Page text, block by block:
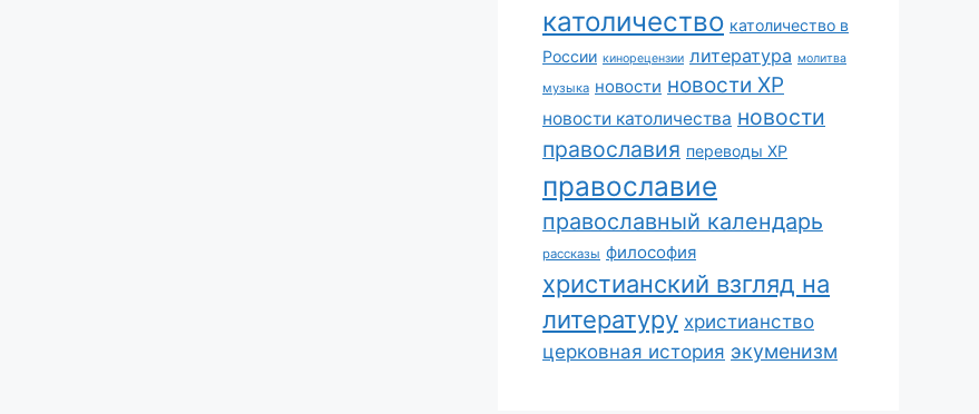
католичество католичество в
России кинорецензии литература молитва
музыка новости новости ХР
новости католичества новости
православия переводы ХР
православие
православный календарь
рассказы философия
христианский взгляд на
литературу христианство
церковная история экуменизм